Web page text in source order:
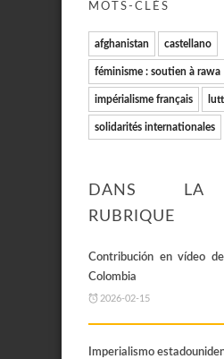
MOTS-CLÉS
afghanistan castellano
féminisme : soutien à rawa
impérialisme français
solidarités internationales
DANS LA
RUBRIQUE
Contribución en vídeo
Colombia
2026-02-15
Imperialismo